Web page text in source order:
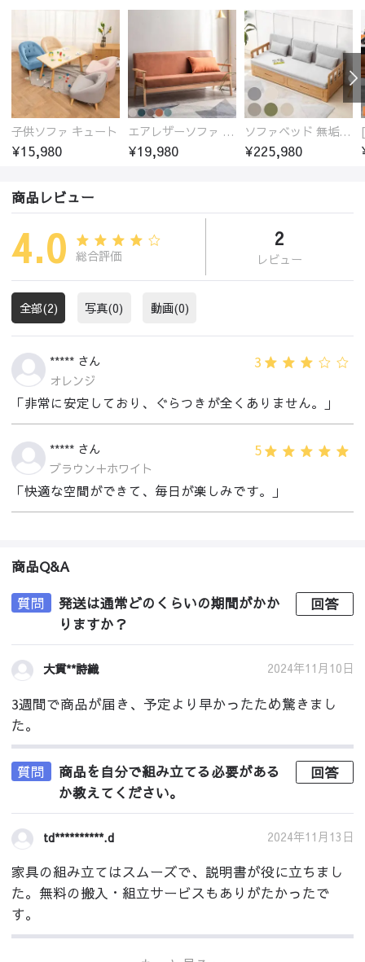
子供ソファ キュート
¥15,980
エアレザーソファ おしゃれ 無地 1人用 二人掛け 3人掛け
¥19,980
ソファベッド 無垢材フレーム
¥225,980
商品レビュー
4.0 総合評価
2
レビュー
全部(2) 写真(0) 動画(0)
***** さん 3
オレンジ
「非常に安定しており、ぐらつきが全くありません。」
***** さん 5
ブラウン＋ホワイト
「快適な空間ができて、毎日が楽しみです。」
商品Q&A
質問
発送は通常どのくらいの期間がかか
りますか？
回答
大貫**詩織 2024年11月10日
3週間で商品が届き、予定より早かったため驚きまし
た。
質問
商品を自分で組み立てる必要がある
か教えてください。
回答
td**********.d 2024年11月13日
家具の組み立てはスムーズで、説明書が役に立ちまし
た。無料の搬入・組立サービスもありがたかったで
す。